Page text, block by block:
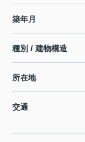
築年月
種別 / 建物構造
所在地
交通